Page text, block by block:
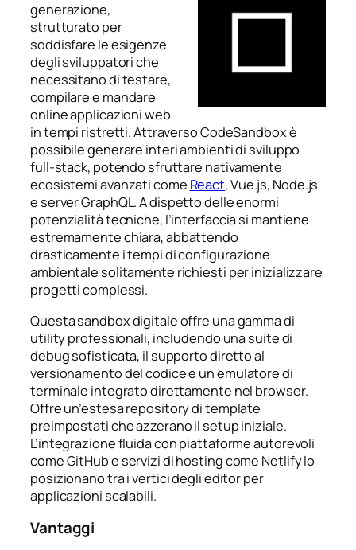
generazione,
strutturato per
soddisfare le esigenze
degli sviluppatori che
necessitano di testare,
compilare e mandare
online applicazioni web
in tempi ristretti. Attraverso CodeSandbox è
possibile generare interi ambienti di sviluppo
full-stack, potendo sfruttare nativamente
ecosistemi avanzati come React, Vue.js, Node.js
e server GraphQL. A dispetto delle enormi
potenzialità tecniche, l’interfaccia si mantiene
estremamente chiara, abbattendo
drasticamente i tempi di configurazione
ambientale solitamente richiesti per inizializzare
progetti complessi.
Questa sandbox digitale offre una gamma di
utility professionali, includendo una suite di
debug sofisticata, il supporto diretto al
versionamento del codice e un emulatore di
terminale integrato direttamente nel browser.
Offre un’estesa repository di template
preimpostati che azzerano il setup iniziale.
L’integrazione fluida con piattaforme autorevoli
come GitHub e servizi di hosting come Netlify lo
posizionano tra i vertici degli editor per
applicazioni scalabili.
Vantaggi